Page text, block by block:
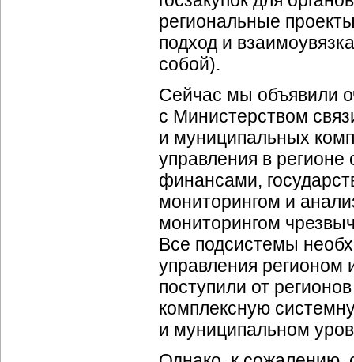
региональные
подход и
собой).
Сейчас мы объявили
с Министерством
и муниципальных
управления в
финансами,
мониторингом и
мониторингом
Все подсистемы
управления регионом
поступили от
комплексную
и муниципальном